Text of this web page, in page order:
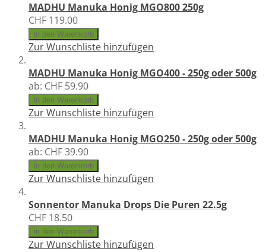
MADHU Manuka Honig MGO800 250g
CHF 119.00
In den Warenkorb
Zur Wunschliste hinzufügen
MADHU Manuka Honig MGO400 - 250g oder 500g
ab: CHF 59.90
In den Warenkorb
Zur Wunschliste hinzufügen
MADHU Manuka Honig MGO250 - 250g oder 500g
ab: CHF 39.90
In den Warenkorb
Zur Wunschliste hinzufügen
Sonnentor Manuka Drops Die Puren 22.5g
CHF 18.50
In den Warenkorb
Zur Wunschliste hinzufügen